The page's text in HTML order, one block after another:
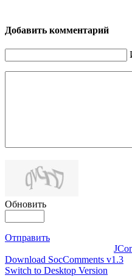
Добавить комментарий
Обновить
Отправить
Download SocComments v1.3
Switch to Desktop Version